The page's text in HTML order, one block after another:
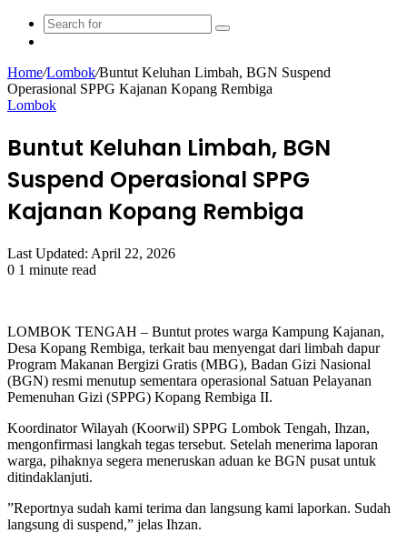
Search
Home/Lombok/Buntut Keluhan Limbah, BGN Suspend
Operasional SPPG Kajanan Kopang Rembiga
Lombok
Buntut Keluhan Limbah, BGN
Suspend Operasional SPPG
Kajanan Kopang Rembiga
Last Updated: April 22, 2026
0 1 minute read
LOMBOK TENGAH – Buntut protes warga Kampung Kajanan,
Desa Kopang Rembiga, terkait bau menyengat dari limbah dapur
Program Makanan Bergizi Gratis (MBG), Badan Gizi Nasional
(BGN) resmi menutup sementara operasional Satuan Pelayanan
Pemenuhan Gizi (SPPG) Kopang Rembiga II.
​Koordinator Wilayah (Koorwil) SPPG Lombok Tengah, Ihzan,
mengonfirmasi langkah tegas tersebut. Setelah menerima laporan
warga, pihaknya segera meneruskan aduan ke BGN pusat untuk
ditindaklanjuti.
​”Reportnya sudah kami terima dan langsung kami laporkan. Sudah
langsung di suspend,” jelas Ihzan.